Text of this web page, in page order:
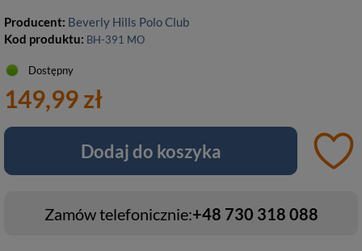
Producent: Beverly Hills Polo Club
Kod produktu: BH-391 MO
Dostępny
149,99 zł
Dodaj do koszyka
Zamów telefonicznie:+48 730 318 088